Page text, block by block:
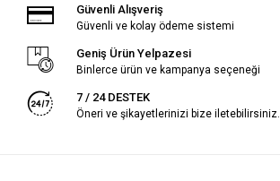
Güvenli Alışveriş
Güvenli ve kolay ödeme sistemi
Geniş Ürün Yelpazesi
Binlerce ürün ve kampanya seçeneği
7 / 24 DESTEK
Öneri ve şikayetlerinizi bize iletebilirsiniz.